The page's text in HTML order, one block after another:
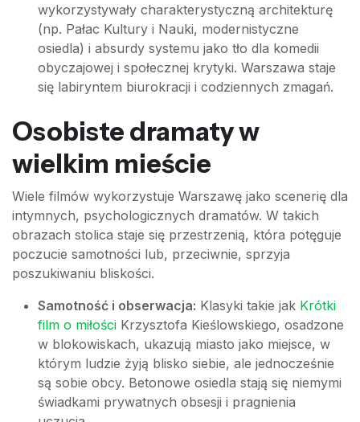
wykorzystywały charakterystyczną architekturę
(np. Pałac Kultury i Nauki, modernistyczne
osiedla) i absurdy systemu jako tło dla komedii
obyczajowej i społecznej krytyki. Warszawa staje
się labiryntem biurokracji i codziennych zmagań.
Osobiste dramaty w
wielkim mieście
Wiele filmów wykorzystuje Warszawę jako scenerię dla
intymnych, psychologicznych dramatów. W takich
obrazach stolica staje się przestrzenią, która potęguje
poczucie samotności lub, przeciwnie, sprzyja
poszukiwaniu bliskości.
Samotność i obserwacja: Klasyki takie jak Krótki
film o miłości Krzysztofa Kieślowskiego, osadzone
w blokowiskach, ukazują miasto jako miejsce, w
którym ludzie żyją blisko siebie, ale jednocześnie
są sobie obcy. Betonowe osiedla stają się niemymi
świadkami prywatnych obsesji i pragnienia